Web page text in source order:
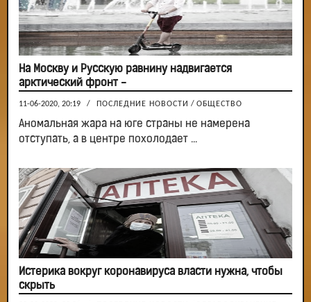
На Москву и Русскую равнину надвигается
арктический фронт -
11-06-2020, 20:19 / ПОСЛЕДНИЕ НОВОСТИ / ОБЩЕСТВО
Аномальная жара на юге страны не намерена
отступать, а в центре похолодает ...
Истерика вокруг коронавируса власти нужна, чтобы
скрыть